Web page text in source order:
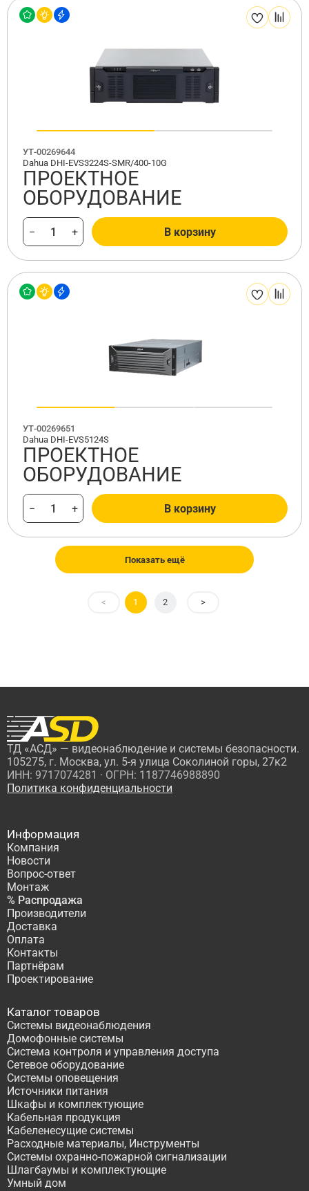
УТ-00269644
Dahua DHI-EVS3224S-SMR/400-10G
ПРОЕКТНОЕ
ОБОРУДОВАНИЕ
− + В корзину
УТ-00269651
Dahua DHI-EVS5124S
ПРОЕКТНОЕ
ОБОРУДОВАНИЕ
− + В корзину
Показать ещё
< 1 2 >
ТД «АСД» — видеонаблюдение и системы безопасности.
105275, г. Москва, ул. 5-я улица Соколиной горы, 27к2
ИНН: 9717074281 · ОГРН: 1187746988890
Политика конфиденциальности
Информация
Компания
Новости
Вопрос-ответ
Монтаж
% Распродажа
Производители
Доставка
Оплата
Контакты
Партнёрам
Проектирование
Каталог товаров
Системы видеонаблюдения
Домофонные системы
Система контроля и управления доступа
Сетевое оборудование
Системы оповещения
Источники питания
Шкафы и комплектующие
Кабельная продукция
Кабеленесущие системы
Расходные материалы, Инструменты
Системы охранно-пожарной сигнализации
Шлагбаумы и комплектующие
Умный дом